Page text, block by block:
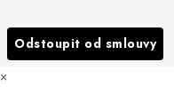
Všechny značky
Odstoupit od smlouvy
×